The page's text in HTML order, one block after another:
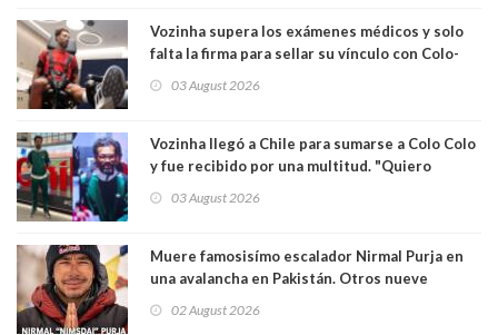
Vozinha supera los exámenes médicos y solo
falta la firma para sellar su vínculo con Colo-
03 August 2026
Vozinha llegó a Chile para sumarse a Colo Colo
y fue recibido por una multitud. "Quiero
hinchas"
03 August 2026
Muere famosisímo escalador Nirmal Purja en
una avalancha en Pakistán. Otros nueve
02 August 2026